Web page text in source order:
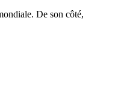
De son côté,